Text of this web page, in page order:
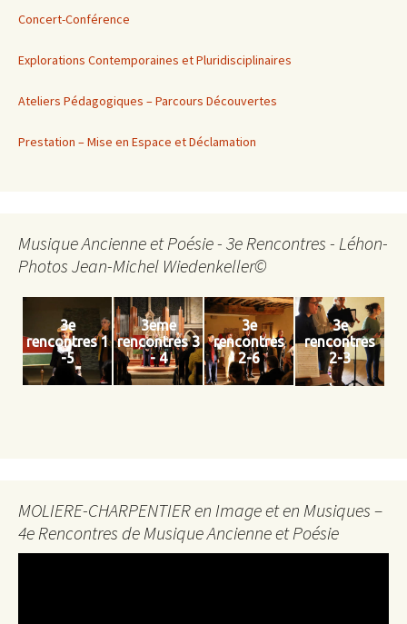
Concert-Conférence
Explorations Contemporaines et Pluridisciplinaires
Ateliers Pédagogiques – Parcours Découvertes
Prestation – Mise en Espace et Déclamation
Musique Ancienne et Poésie - 3e Rencontres - Léhon-
Photos Jean-Michel Wiedenkeller©
3e
rencontres 1
-5
3eme
rencontres 3
- 4
3e
rencontres
2-6
3e
rencontres
2-3
MOLIERE-CHARPENTIER en Image et en Musiques –
4e Rencontres de Musique Ancienne et Poésie